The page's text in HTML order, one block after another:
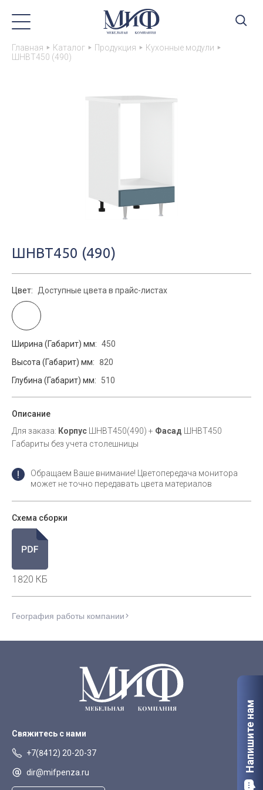
Главная Каталог Продукция
Кухонные модули
ШНВТ450 (490)
ШНВТ450 (490)
Цвет: Доступные цвета в прайс-листах
Ширина (Габарит) мм: 450
Высота (Габарит) мм:
820
Глубина (Габарит) мм:
510
Описание
Для заказа: Корпус ШНВТ450(490) + Фасад ШНВТ450
Габариты без учета столешницы
Обращаем Ваше внимание! Цветопередача монитора
может не точно передавать цвета материалов
Схема сборки
1820 КБ
География работы компании
Свяжитесь с нами
+7(8412) 20-20-37
dir@mifpenza.ru Напишите нам